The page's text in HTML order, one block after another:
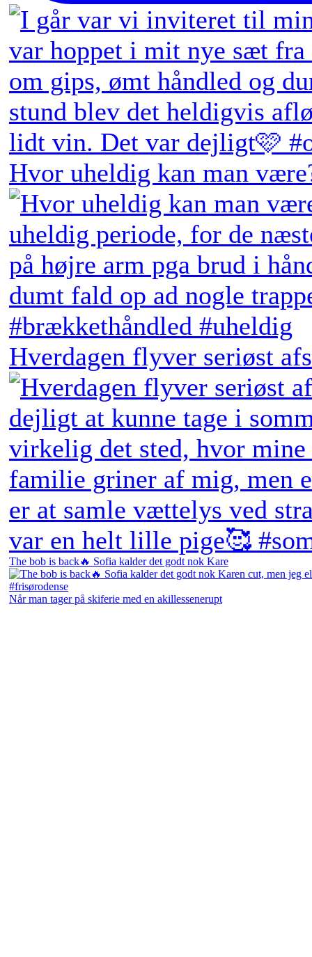
Hvor uheldig kan man
Hverdagen flyver seriøst
The bob is back🔥 Sofia kalder det godt nok Kare
Når man tager på skiferie med en akillessenerupt